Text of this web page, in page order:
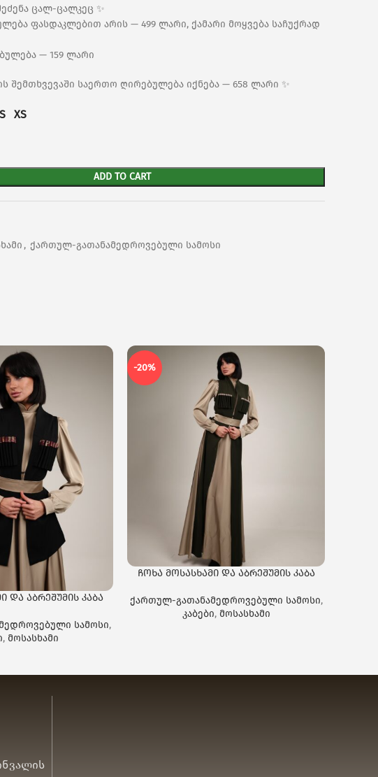
ცალ-ცალკეც ✨
ფასდაკლებით არის — 499 ლარი, ქამარი მოყვება საჩუქრად
— 159 ლარი
შემთხვევაში საერთო ღირებულება იქნება — 658 ლარი ✨
S XS
ADD TO CART
, ქართულ-გათანამედროვებული სამოსი
და აბრეშუმის კაბა
სამოსი,
, მოსასხამი
-20%
ჩოხა მოსასხამი და აბრეშუმის კაბა
ქართულ-გათანამედროვებული სამოსი,
კაბები, მოსასხამი